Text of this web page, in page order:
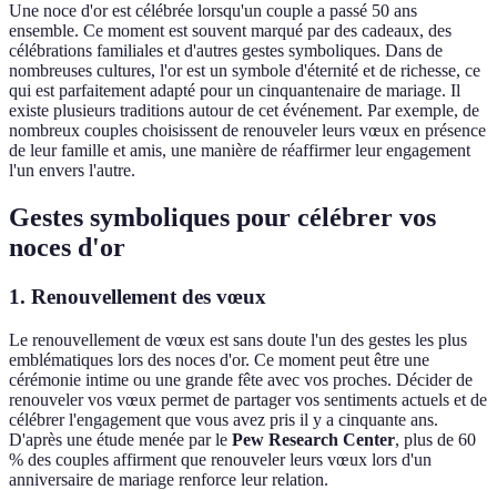
Une noce d'or est célébrée lorsqu'un couple a passé 50 ans
ensemble. Ce moment est souvent marqué par des cadeaux, des
célébrations familiales et d'autres gestes symboliques. Dans de
nombreuses cultures, l'or est un symbole d'éternité et de richesse, ce
qui est parfaitement adapté pour un cinquantenaire de mariage. Il
existe plusieurs traditions autour de cet événement. Par exemple, de
nombreux couples choisissent de renouveler leurs vœux en présence
de leur famille et amis, une manière de réaffirmer leur engagement
l'un envers l'autre.
Gestes symboliques pour célébrer vos
noces d'or
1. Renouvellement des vœux
Le renouvellement de vœux est sans doute l'un des gestes les plus
emblématiques lors des noces d'or. Ce moment peut être une
cérémonie intime ou une grande fête avec vos proches. Décider de
renouveler vos vœux permet de partager vos sentiments actuels et de
célébrer l'engagement que vous avez pris il y a cinquante ans.
D'après une étude menée par le Pew Research Center, plus de 60
% des couples affirment que renouveler leurs vœux lors d'un
anniversaire de mariage renforce leur relation.